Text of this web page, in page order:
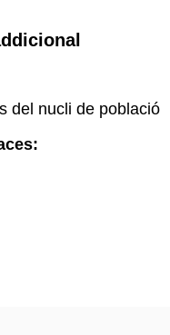
del nucli de població